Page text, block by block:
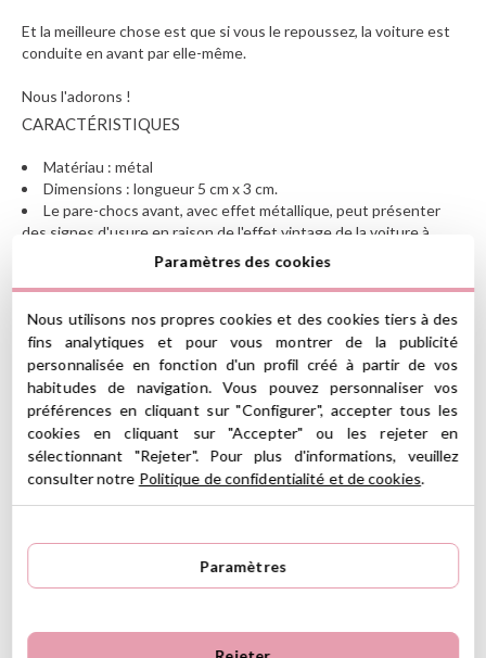
Et la meilleure chose est que si vous le repoussez, la voiture est
conduite en avant par elle-même.
Nous l'adorons !
CARACTÉRISTIQUES
Matériau : métal
Dimensions : longueur 5 cm x 3 cm.
Le pare-chocs avant, avec effet métallique, peut présenter
des signes d'usure en raison de l'effet vintage de la voiture à
.
Comprend le marquage CE sur l'étiquette
(*) Ce produit est marqué CE conformément à la législation de
l'Union européenne
Ver información GPSR
Información sobre el fabricante y/o importador/distribuidor
los requisitos y regulaciones de acuerdo con la legislación
sobre Seguridad General de Productos (GPSR).
30500, Molina de Segura, Murcia
4.5 5
4
1
2
0
Paramètres des cookies
Nous utilisons nos propres cookies et des cookies tiers à des
fins analytiques et pour vous montrer de la publicité
personnalisée en fonction d'un profil créé à partir de vos
habitudes de navigation. Vous pouvez personnaliser vos
préférences en cliquant sur "Configurer", accepter tous les
cookies en cliquant sur "Accepter" ou les rejeter en
sélectionnant "Rejeter". Pour plus d'informations, veuillez
consulter notre Politique de confidentialité et de cookies.
Paramètres